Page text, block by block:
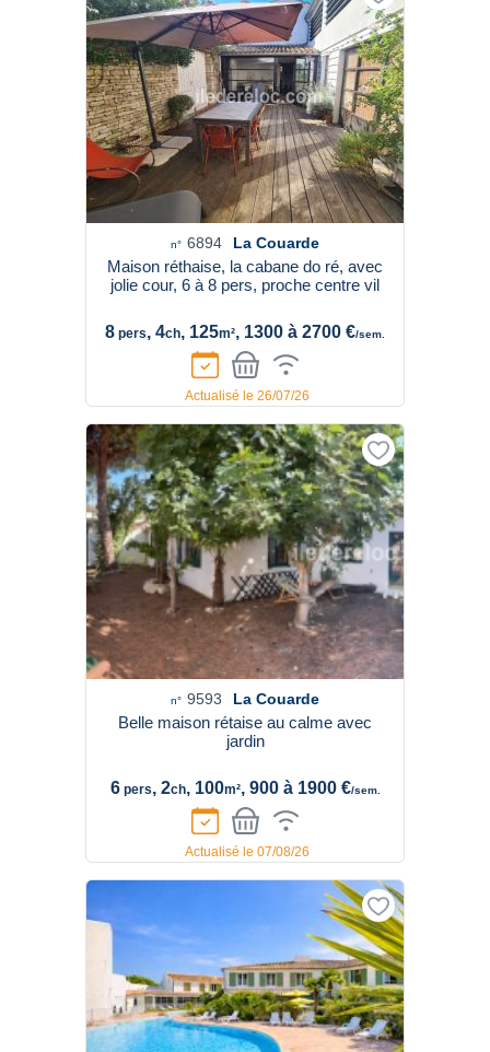
n° 6894 La Couarde
Maison réthaise, la cabane do ré, avec
jolie cour, 6 à 8 pers, proche centre vil
8 pers, 4ch, 125m², 1300 à 2700 €/sem.
Actualisé le 26/07/26
n° 9593 La Couarde
Belle maison rétaise au calme avec
jardin
6pers, 2ch, 100m², 900 à 1900 €/sem.
Actualisé le 07/08/26